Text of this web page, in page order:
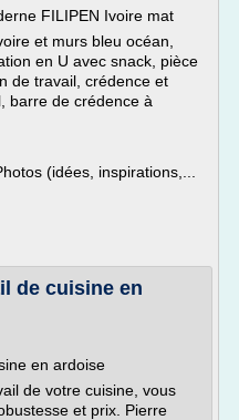
FILIPEN Ivoire mat
et murs bleu océan,
en U avec snack, pièce
de travail, crédence et
barre de crédence à
(idées, inspirations,...
de cuisine en
en ardoise
de votre cuisine, vous
et prix. Pierre